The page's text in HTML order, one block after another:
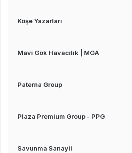
Köşe Yazarları
Mavi Gök Havacılık | MGA
Paterna Group
Plaza Premium Group - PPG
Savunma Sanayii